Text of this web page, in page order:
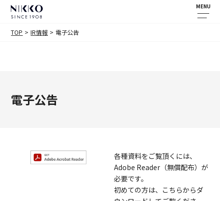
MENU
TOP IR情報 電子公告
電子公告
各種資料をご覧頂くには、
Adobe Reader（無償配布）が
必要です。
初めての方は、こちらからダ